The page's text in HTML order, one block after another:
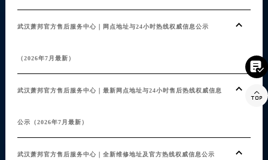
武汉萧邦官方售后服务中心｜网点地址与24小时热线权威信息公示
（2026年7月最新）
武汉萧邦官方售后服务中心｜最新网点地址与24小时售后热线权威信息
公示（2026年7月最新）
武汉萧邦官方售后服务中心｜全新维修地址及官方热线权威信息公示

